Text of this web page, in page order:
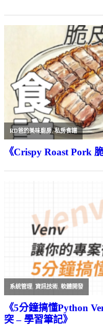
RD爸的美味廚房,私房食譜
《Crispy Roast Pork
系統管理,資訊技術,軟體開發
《5分鐘搞懂Python
突 – 學習筆記》